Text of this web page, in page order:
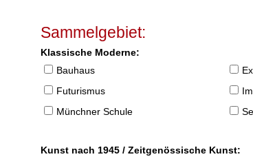
Sammelgebiet:
Klassische Moderne:
Bauhaus
Futurismus
Münchner Schule
Kunst nach 1945 / Zeitgenössische Kunst: